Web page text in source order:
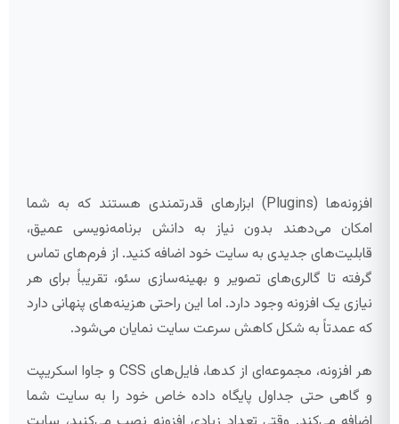
افزونه‌ها (Plugins) ابزارهای قدرتمندی هستند که به شما
امکان می‌دهند بدون نیاز به دانش برنامه‌نویسی عمیق،
قابلیت‌های جدیدی به سایت خود اضافه کنید. از فرم‌های تماس
گرفته تا گالری‌های تصویر و بهینه‌سازی سئو، تقریباً برای هر
نیازی یک افزونه وجود دارد. اما این راحتی هزینه‌های پنهانی دارد
که عمدتاً به شکل کاهش سرعت سایت نمایان می‌شود.
هر افزونه، مجموعه‌ای از کدها، فایل‌های CSS و جاوا اسکریپت
و گاهی حتی جداول پایگاه داده خاص خود را به سایت شما